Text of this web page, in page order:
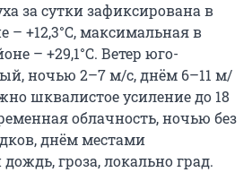
за сутки зафиксирована в
– +12,3°С, максимальная в
– +29,1°С. Ветер юго-
ночью 2–7 м/с, днём 6–11 м/
шквалистое усиление до 18
облачность, ночью без
днём местами
гроза, локально град.